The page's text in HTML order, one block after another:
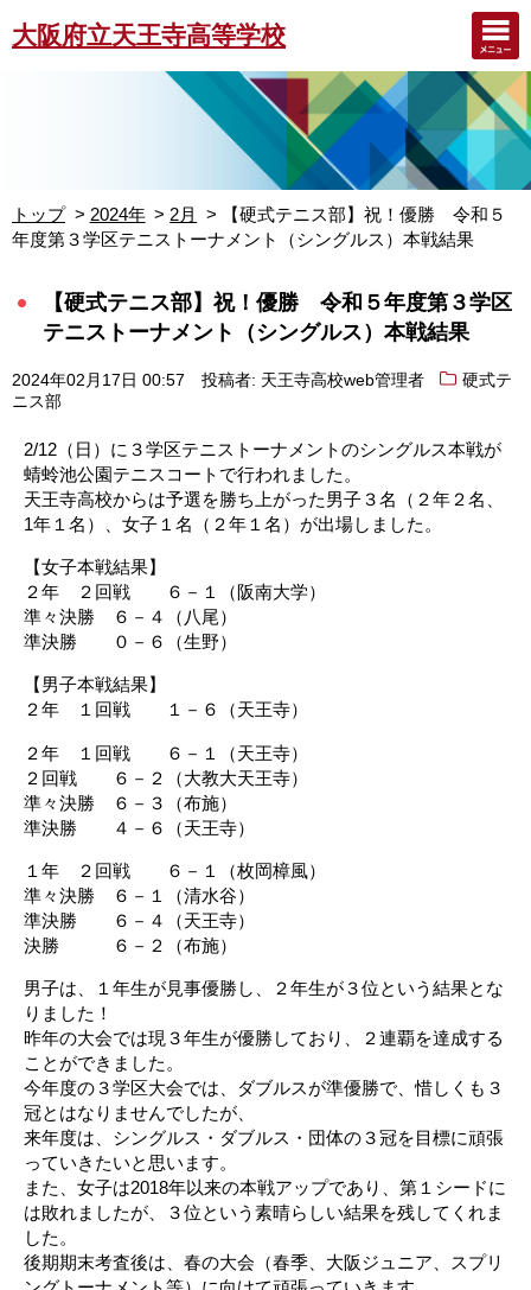
大阪府立天王寺高等学校
トップ 2024年 2月
【硬式テニス部】祝！優勝 令和５
年度第３学区テニストーナメント（シングルス）本戦結果
【硬式テニス部】祝！優勝 令和５年度第３学区
テニストーナメント（シングルス）本戦結果
2024年02月17日 00:57 投稿者: 天王寺高校web管理者
硬式テ
ニス部
2/12（日）に３学区テニストーナメントのシングルス本戦が
蜻蛉池公園テニスコートで行われました。
天王寺高校からは予選を勝ち上がった男子３名（２年２名、
1年１名）、女子１名（２年１名）が出場しました。
【女子本戦結果】
２年 ２回戦 ６－１（阪南大学）
準々決勝 ６－４（八尾）
準決勝 ０－６（生野）
【男子本戦結果】
２年 １回戦 １－６（天王寺）
２年 １回戦 ６－１（天王寺）
２回戦 ６－２（大教大天王寺）
準々決勝 ６－３（布施）
準決勝 ４－６（天王寺）
１年 ２回戦 ６－１（枚岡樟風）
準々決勝 ６－１（清水谷）
準決勝 ６－４（天王寺）
決勝 ６－２（布施）
男子は、１年生が見事優勝し、２年生が３位という結果とな
りました！
昨年の大会では現３年生が優勝しており、２連覇を達成する
ことができました。
今年度の３学区大会では、ダブルスが準優勝で、惜しくも３
冠とはなりませんでしたが、
来年度は、シングルス・ダブルス・団体の３冠を目標に頑張
っていきたいと思います。
また、女子は2018年以来の本戦アップであり、第１シードに
は敗れましたが、３位という素晴らしい結果を残してくれま
した。
後期期末考査後は、春の大会（春季、大阪ジュニア、スプリ